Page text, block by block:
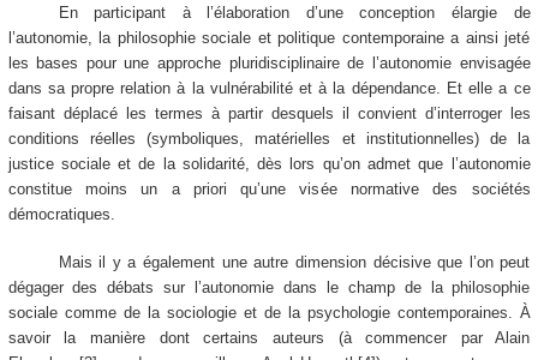
En participant à l’élaboration d’une conception élargie de
l’autonomie, la philosophie sociale et politique contemporaine a ainsi jeté
les bases pour une approche pluridisciplinaire de l’autonomie envisagée
dans sa propre relation à la vulnérabilité et à la dépendance. Et elle a ce
faisant déplacé les termes à partir desquels il convient d’interroger les
conditions réelles (symboliques, matérielles et institutionnelles) de la
justice sociale et de la solidarité, dès lors qu’on admet que l’autonomie
constitue moins un a priori qu’une visée normative des sociétés
démocratiques.
Mais il y a également une autre dimension décisive que l’on peut
dégager des débats sur l’autonomie dans le champ de la philosophie
sociale comme de la sociologie et de la psychologie contemporaines. À
savoir la manière dont certains auteurs (à commencer par Alain